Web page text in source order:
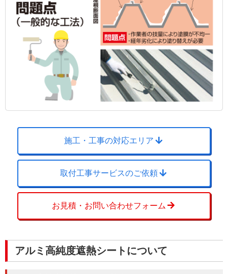
施工・工事の対応エリア
取付工事サービスのご依頼
お見積・お問い合わせフォーム
アルミ高純度遮熱シートについて